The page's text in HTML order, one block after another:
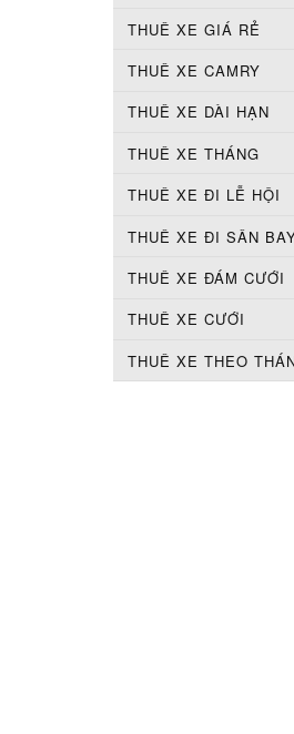
THUÊ XE GIÁ RẺ
THUÊ XE CAMRY
THUÊ XE DÀI HẠN
THUÊ XE THÁNG
THUÊ XE ĐI LỄ HỘI
THUÊ XE ĐI SÂN
THUÊ XE ĐÁM CƯỚI
THUÊ XE CƯỚI
THUÊ XE THEO